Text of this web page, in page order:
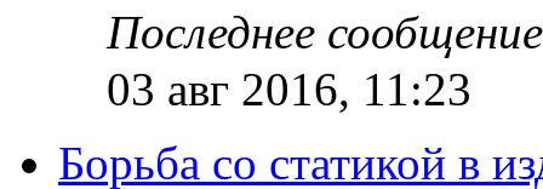
Последнее
03 авг 2016, 11:23
Борьба со статикой в